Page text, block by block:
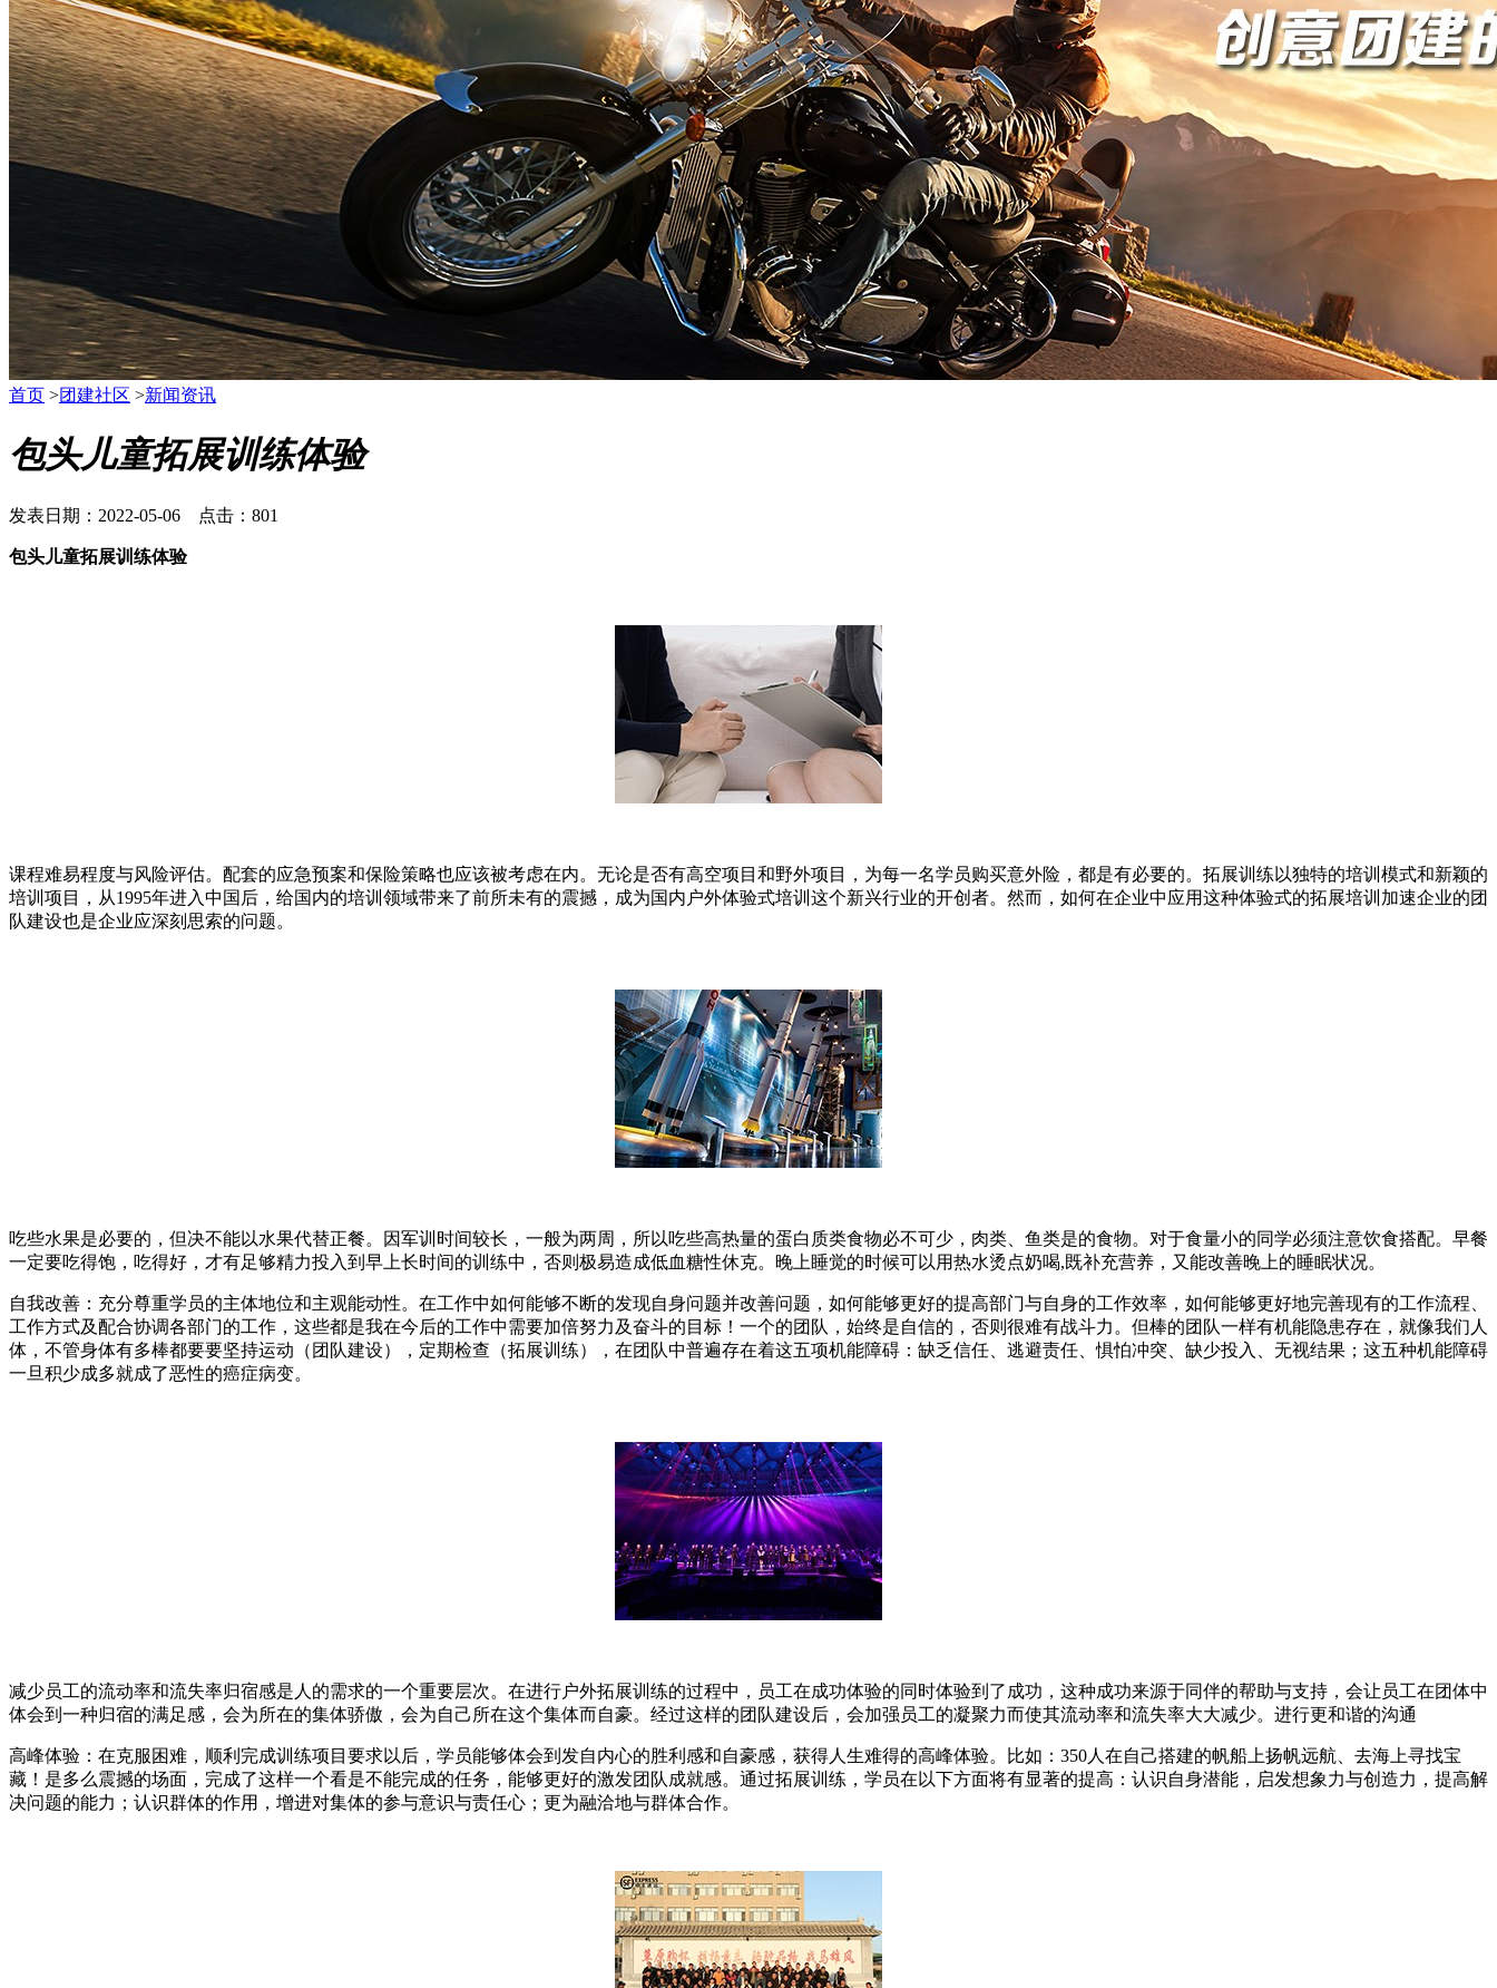
首页 >团建社区 >新闻资讯
包头儿童拓展训练体验
发表日期：2022-05-06 点击：801
包头儿童拓展训练体验
课程难易程度与风险评估。配套的应急预案和保险策略也应该被考虑在内。无论是否有高空项目和野外项目，为每一名学员购买意外险，都是有必要的。拓展训练以独特的培训模式和新颖的
培训项目，从1995年进入中国后，给国内的培训领域带来了前所未有的震撼，成为国内户外体验式培训这个新兴行业的开创者。然而，如何在企业中应用这种体验式的拓展培训加速企业的团
队建设也是企业应深刻思索的问题。
吃些水果是必要的，但决不能以水果代替正餐。因军训时间较长，一般为两周，所以吃些高热量的蛋白质类食物必不可少，肉类、鱼类是的食物。对于食量小的同学必须注意饮食搭配。早餐
一定要吃得饱，吃得好，才有足够精力投入到早上长时间的训练中，否则极易造成低血糖性休克。晚上睡觉的时候可以用热水烫点奶喝,既补充营养，又能改善晚上的睡眠状况。
自我改善：充分尊重学员的主体地位和主观能动性。在工作中如何能够不断的发现自身问题并改善问题，如何能够更好的提高部门与自身的工作效率，如何能够更好地完善现有的工作流程、
工作方式及配合协调各部门的工作，这些都是我在今后的工作中需要加倍努力及奋斗的目标！一个的团队，始终是自信的，否则很难有战斗力。但棒的团队一样有机能隐患存在，就像我们人
体，不管身体有多棒都要要坚持运动（团队建设），定期检查（拓展训练），在团队中普遍存在着这五项机能障碍：缺乏信任、逃避责任、惧怕冲突、缺少投入、无视结果；这五种机能障碍
一旦积少成多就成了恶性的癌症病变。
减少员工的流动率和流失率归宿感是人的需求的一个重要层次。在进行户外拓展训练的过程中，员工在成功体验的同时体验到了成功，这种成功来源于同伴的帮助与支持，会让员工在团体中
体会到一种归宿的满足感，会为所在的集体骄傲，会为自己所在这个集体而自豪。经过这样的团队建设后，会加强员工的凝聚力而使其流动率和流失率大大减少。进行更和谐的沟通
高峰体验：在克服困难，顺利完成训练项目要求以后，学员能够体会到发自内心的胜利感和自豪感，获得人生难得的高峰体验。比如：350人在自己搭建的帆船上扬帆远航、去海上寻找宝
藏！是多么震撼的场面，完成了这样一个看是不能完成的任务，能够更好的激发团队成就感。通过拓展训练，学员在以下方面将有显著的提高：认识自身潜能，启发想象力与创造力，提高解
决问题的能力；认识群体的作用，增进对集体的参与意识与责任心；更为融洽地与群体合作。